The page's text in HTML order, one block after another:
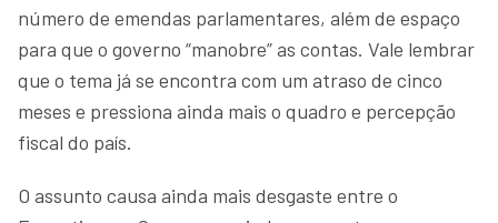
número de emendas parlamentares, além de espaço
para que o governo “manobre” as contas. Vale lembrar
que o tema já se encontra com um atraso de cinco
meses e pressiona ainda mais o quadro e percepção
fiscal do país.
O assunto causa ainda mais desgaste entre o